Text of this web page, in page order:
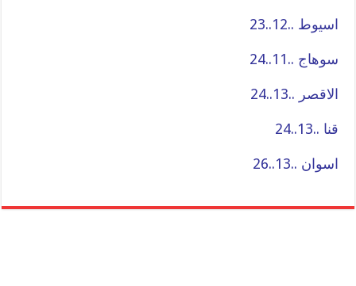
اسيوط ..12..23
سوهاج ..11..24
الاقصر ..13..24
قنا ..13..24
اسوان ..13..26